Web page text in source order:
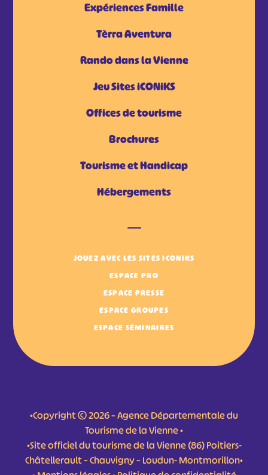
Expériences Famille
Tèrra Aventura
Rando dans la Vienne
Jeu Sites iCONiKS
Offices de tourisme
Brochures
Tourisme et Handicap
Hébergements
JOUEZ AVEC LES SITES ICONIKS
ESPACE PRO
ESPACE PRESSE
ESPACE GROUPES
ESPACE SÉMINAIRES
•Copyright © 2026 – Agence Départementale du
Tourisme de la Vienne •
•Site officiel du tourisme de la Vienne (86) Poitiers-
Châtellerault – Chauvigny – Loudun- Montmorillon•